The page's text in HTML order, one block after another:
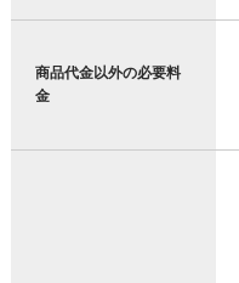
商品代金以外の必要料
金